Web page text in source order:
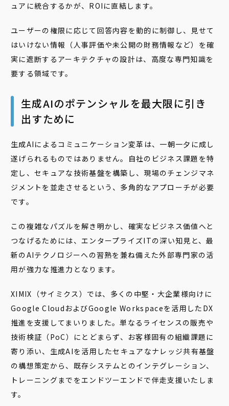
ュアに統合するかが、ROIに直結します。
ユーザーの権限に応じて回答内容を動的に制御し、見せて
はいけない情報（人事評価や未公開の財務情報など）を確
実に遮断するアーキテクチャの設計は、高度な専門知識を
要する領域です。
生成AIのポテンシャルを最大限に引き
出すために
生成AIによるコミュニケーション変革は、一朝一夕に成し
遂げられるものではありません。自社のビジネス課題を特
定し、セキュアな技術基盤を構築し、現場のチェンジマネ
ジメントを並走させるという、多角的なアプローチが必要
です。
この複雑なパズルを解き明かし、確実なビジネス価値へと
つなげるためには、エンタープライズITの深い知見と、最
新のAIテクノロジーへの習熟を兼ね備えた外部専門家の活
用が強力な推進力となります。
XIMIX（サイミクス）では、多くの中堅・大企業様向けに
Google CloudおよびGoogle Workspaceを活用したDX
推進を支援してまいりました。単なるライセンスの販売や
技術検証（PoC）にとどまらず、お客様固有の組織課題に
寄り添い、生成AIを活用したセキュアなナレッジ共有基盤
の構想策定から、既存システムとのインテグレーション、
トレーニングまでをエンドツーエンドで伴走支援いたしま
す。